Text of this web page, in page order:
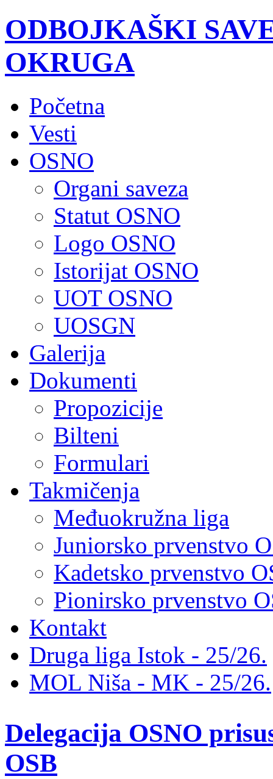
ODBOJKAŠKI
OKRUGA
Početna
Vesti
OSNO
Organi saveza
Statut OSNO
Logo OSNO
Istorijat OSNO
UOT OSNO
UOSGN
Galerija
Dokumenti
Propozicije
Bilteni
Formulari
Takmičenja
Međuokružna liga
Juniorsko prvenstvo
Kadetsko prvenstvo
Pionirsko prvenstvo
Kontakt
Druga liga Istok - 25/26.
MOL Niša - MK - 25/26.
Delegacija OSNO
OSB